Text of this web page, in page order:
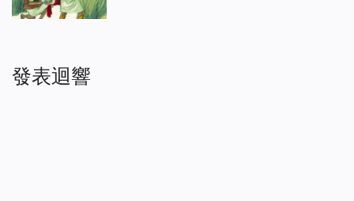
發表迴響